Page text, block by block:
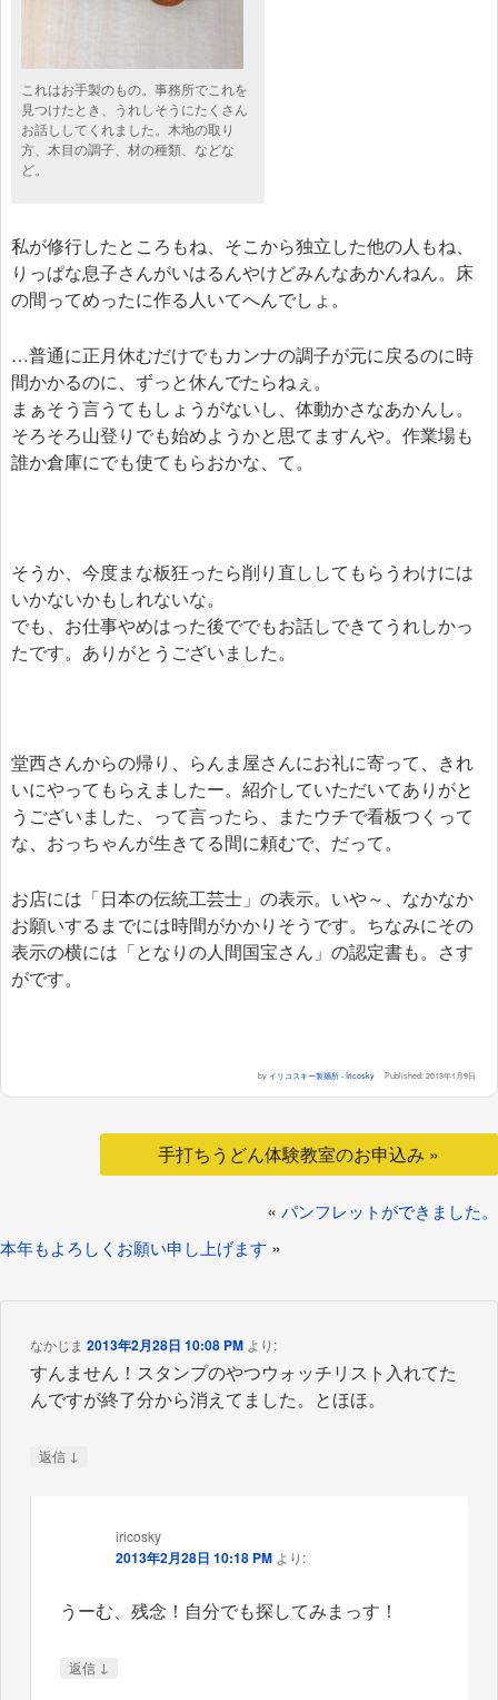
これはお手製のもの。事務所でこれを
見つけたとき、うれしそうにたくさん
お話ししてくれました。木地の取り
方、木目の調子、材の種類、などな
ど。
私が修行したところもね、そこから独立した他の人もね、
りっぱな息子さんがいはるんやけどみんなあかんねん。床
の間ってめったに作る人いてへんでしょ。
…普通に正月休むだけでもカンナの調子が元に戻るのに時
間かかるのに、ずっと休んでたらねぇ。
まぁそう言うてもしょうがないし、体動かさなあかんし。
そろそろ山登りでも始めようかと思てますんや。作業場も
誰か倉庫にでも使てもらおかな、て。
そうか、今度まな板狂ったら削り直ししてもらうわけには
いかないかもしれないな。
でも、お仕事やめはった後ででもお話しできてうれしかっ
たです。ありがとうございました。
堂西さんからの帰り、らんま屋さんにお礼に寄って、きれ
いにやってもらえましたー。紹介していただいてありがと
うございました、って言ったら、またウチで看板つくって
な、おっちゃんが生きてる間に頼むで、だって。
お店には「日本の伝統工芸士」の表示。いや～、なかなか
お願いするまでには時間がかかりそうです。ちなみにその
表示の横には「となりの人間国宝さん」の認定書も。さす
がです。
by イリコスキー製麺所 - Iricosky Published:2013年1月9日
手打ちうどん体験教室のお申込み »
« パンフレットができました。
本年もよろしくお願い申し上げます »
なかじま 2013年2月28日 10:08 PM より:
すんません！スタンプのやつウォッチリスト入れてた
んですが終了分から消えてました。とほほ。
返信 ↓
iricosky
2013年2月28日 10:18 PM より:
うーむ、残念！自分でも探してみまっす！
返信 ↓